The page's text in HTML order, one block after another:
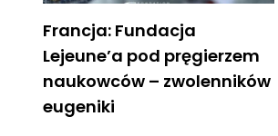
Francja: Fundacja
Lejeune’a pod pręgierzem
naukowców – zwolenników
eugeniki